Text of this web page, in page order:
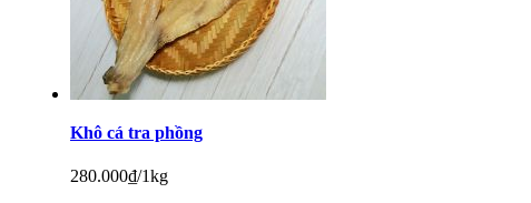
Khô cá tra phồng
280.000₫/1kg